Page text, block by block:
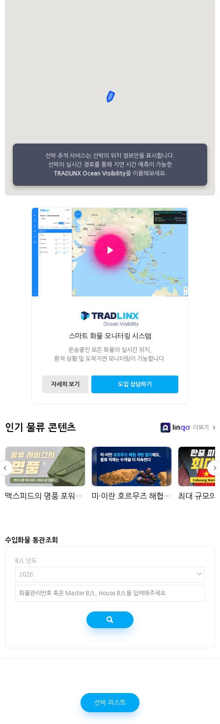
선박 추적 서비스는 선박의 위치 정보만을 표시합니다.
선박의 실시간 경로를 통해 지연 시간 예측이 가능한
TRADLINX Ocean Visibility를 이용해보세요.
스마트 화물 모니터링 시스템
운송중인 모든 화물의 실시간 위치,
환적 상황 및 도착지연 모니터링이 가능합니다.
자세히 보기 도입 상담하기
인기 물류 콘텐츠
LinGo
더보기
맥스피드의 명품 포워딩 서비스 미·이란 호르무즈 해협 개방 합의에도, 물류 적체는 수개월 더 지속된다
수입화물 통관조회
B/L 년도
2026
선박 리스트